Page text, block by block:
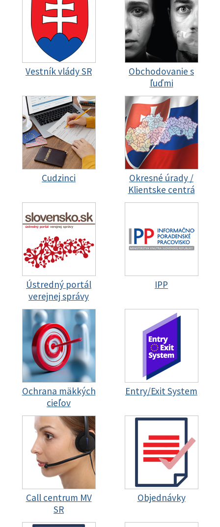
Vestník vlády SR
Obchodovanie s
ľuďmi
Cudzinci
Okresné úrady /
Klientske centrá
Ústredný portál
verejnej správy
IPP
Ochrana mäkkých
cieľov
Entry/Exit System
Call centrum MV
SR
Objednávky